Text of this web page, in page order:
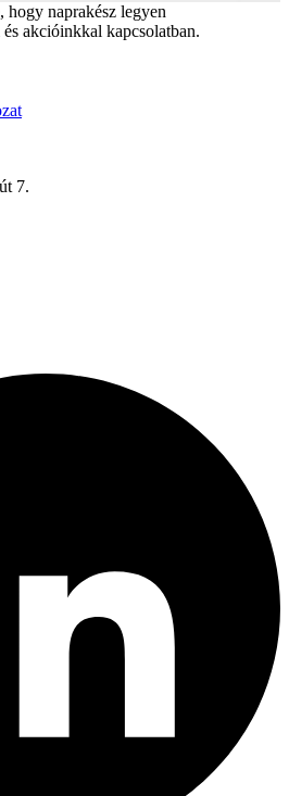
naprakész legyen
akcióinkkal kapcsolatban.
7.